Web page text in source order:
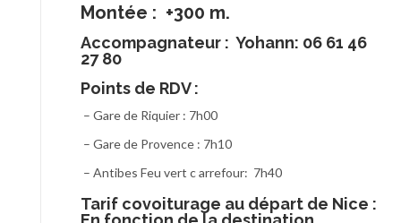
Montée : +300 m.
Accompagnateur : Yohann: 06 61 46
27 80
Points de RDV :
– Gare de Riquier : 7h00
– Gare de Provence : 7h10
– Antibes Feu vert c arrefour: 7h40
Tarif covoiturage au départ de Nice :